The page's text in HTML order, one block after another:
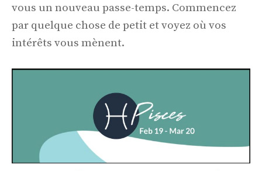
vous un nouveau passe-temps. Commencez
par quelque chose de petit et voyez où vos
intérêts vous mènent.